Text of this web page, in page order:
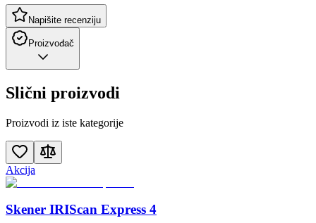
Napišite recenziju
Proizvođač
Slični proizvodi
Proizvodi iz iste kategorije
Akcija
Skener IRIScan Express 4